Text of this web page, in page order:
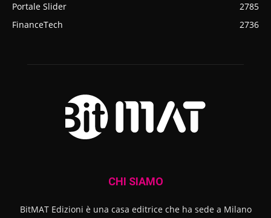
Portale Slider
2785
FinanceTech
2736
CHI SIAMO
BitMAT Edizioni è una casa editrice che ha sede a Milano